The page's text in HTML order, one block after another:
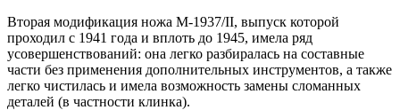
Вторая модификация ножа M-1937/II, выпуск которой
проходил с 1941 года и вплоть до 1945, имела ряд
усовершенствований: она легко разбиралась на составные
части без применения дополнительных инструментов, а также
легко чистилась и имела возможность замены сломанных
деталей (в частности клинка).